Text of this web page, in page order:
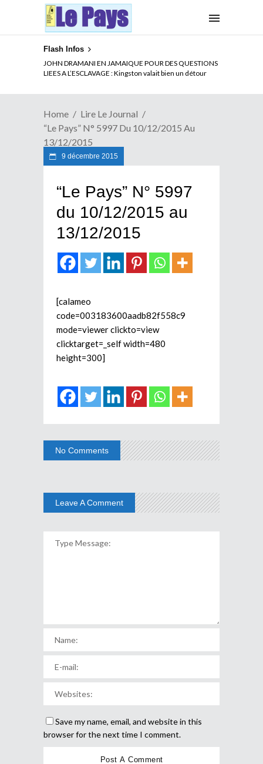
Flash Infos
JOHN DRAMANI EN JAMAIQUE POUR DES QUESTIONS
LIEES A L’ESCLAVAGE : Kingston valait bien un détour
Home
Lire Le Journal
“Le Pays” N° 5997 Du 10/12/2015 Au
13/12/2015
9 décembre 2015
“Le Pays” N° 5997
du 10/12/2015 au
13/12/2015
[calameo
code=003183600aadb82f558c9
mode=viewer clickto=view
clicktarget=_self width=480
height=300]
No Comments
Leave A Comment
Save my name, email, and website in this
browser for the next time I comment.